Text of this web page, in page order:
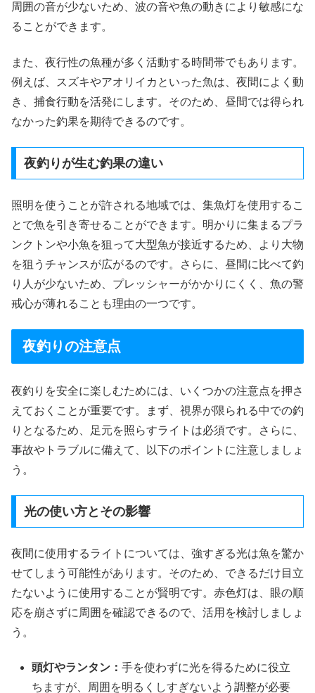
周囲の音が少ないため、波の音や魚の動きにより敏感にな
ることができます。
また、夜行性の魚種が多く活動する時間帯でもあります。
例えば、スズキやアオリイカといった魚は、夜間によく動
き、捕食行動を活発にします。そのため、昼間では得られ
なかった釣果を期待できるのです。
夜釣りが生む釣果の違い
照明を使うことが許される地域では、集魚灯を使用するこ
とで魚を引き寄せることができます。明かりに集まるプラ
ンクトンや小魚を狙って大型魚が接近するため、より大物
を狙うチャンスが広がるのです。さらに、昼間に比べて釣
り人が少ないため、プレッシャーがかかりにくく、魚の警
戒心が薄れることも理由の一つです。
夜釣りの注意点
夜釣りを安全に楽しむためには、いくつかの注意点を押さ
えておくことが重要です。まず、視界が限られる中での釣
りとなるため、足元を照らすライトは必須です。さらに、
事故やトラブルに備えて、以下のポイントに注意しましょ
う。
光の使い方とその影響
夜間に使用するライトについては、強すぎる光は魚を驚か
せてしまう可能性があります。そのため、できるだけ目立
たないように使用することが賢明です。赤色灯は、眼の順
応を崩さずに周囲を確認できるので、活用を検討しましょ
う。
頭灯やランタン：手を使わずに光を得るために役立
ちますが、周囲を明るくしすぎないよう調整が必要